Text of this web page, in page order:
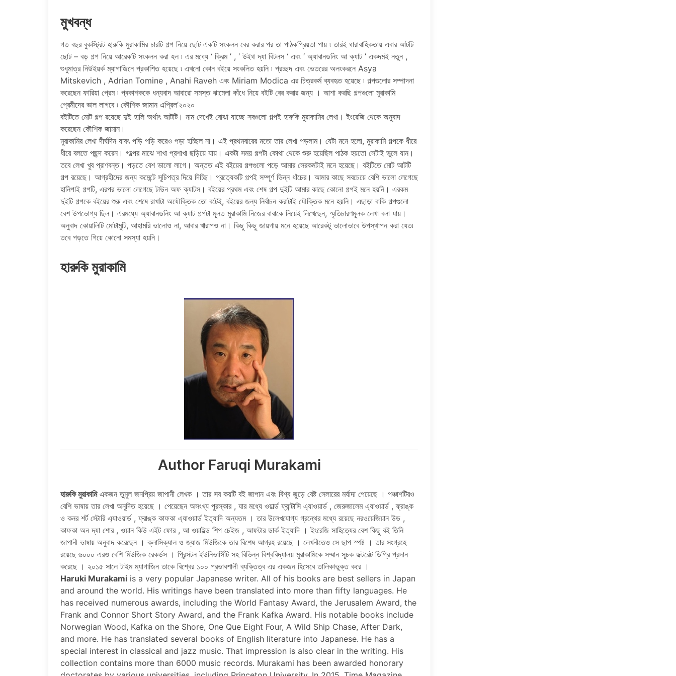
মুখবন্ধ
গত বছর বুকস্ট্রিট হারুকি মুরাকামির চারটি গল্প নিয়ে ছোট একটি সংকলন বের করার পর তা পাঠকপ্রিয়তা পায় ৷ তারই ধারাবাহিকতায় এবার আটটি
ছোট – বড় গল্প নিয়ে আরেকটি সংকলন করা হল ৷ এর মধ্যে ‘ ক্রিম ’ , ‘ উইথ দ্যা বিটলস ‘ এবং ‘ অ্যাবানডনিং আ ক্যাট ’ একদমই নতুন ,
শুধুমাত্র নিউইয়র্ক ম্যাগাজিনে প্রকাশিত হয়েছে ৷ এখনো কোন বইয়ে সংকলিত হয়নি ৷ প্রচ্ছদ এবং ভেতরের অলংকরনে Asya
Mitskevich , Adrian Tomine , Anahi Raveh এবং Miriam Modica এর চিত্রকর্ম ব্যবহৃত হয়েছে ৷ গল্পগুলোর সম্পাদনা
করেছেন ফারিয়া প্রেম ৷ প্ৰকাশককে ধন্যবাদ আবারো সমস্ত ঝামেলা কাঁধে নিয়ে বইটি বের করার জন্য । আশা করছি গল্পগুলো মুরাকামি
প্রেমীদের ভাল লাগবে ৷ কৌশিক জামান এপ্রিল’২০২০
বইটিতে মোট গল্প রয়েছে দুই হালি অর্থাৎ আটটি। নাম দেখেই বোঝা যাচ্ছে সবগুলো গল্পই হারুকি মুরাকামির লেখা। ইংরেজি থেকে অনুবাদ
করেছেন কৌশিক জামান।
মুরাকামির লেখা দীর্ঘদিন যাবৎ পড়ি পড়ি করেও পড়া হচ্ছিল না। এই প্রথমবারের মতো তার লেখা পড়লাম। যেটা মনে হলো, মুরাকামি গল্পকে ধীরে
ধীরে বলতে পছন্দ করেন। গল্পের মাঝে শাখা প্রশাখা ছড়িয়ে যায়। একটা সময় গল্পটা কোথা থেকে শুরু হয়েছিল পাঠক হয়তো সেটাই ভুলে যান।
তবে লেখা খুব প্রাণবন্ত। পড়তে বেশ ভালো লাগে। অন্তত এই বইয়ের গল্পগুলো পড়ে আমার সেরকমটাই মনে হয়েছে। বইটিতে মোট আটটি
গল্প রয়েছে। আগ্রহীদের জন্য কমেন্টে সূচিপত্র দিয়ে দিচ্ছি। প্রত্যেকটি গল্পই সম্পূর্ণ ভিন্ন ধাঁচের। আমার কাছে সবচেয়ে বেশি ভালো লেগেছে
হানিপাই গল্পটি, এরপর ভালো লেগেছে টাউন অফ ক্যাটস। বইয়ের প্রথম এবং শেষ গল্প দুইটি আমার কাছে কোনো গল্পই মনে হয়নি। এরকম
দুইটি গল্পকে বইয়ের শুরু এবং শেষে রাখাটা অযৌক্তিক তো বটেই, বইয়ের জন্য নির্বাচন করাটাই যৌক্তিক মনে হয়নি। এছাড়া বাকি গল্পগুলো
বেশ উপভোগ্য ছিল। এরমধ্যে অ্যাবানডনিং আ ক্যাট গল্পটা মূলত মুরাকামি নিজের বাবাকে নিয়েই লিখেছেন, স্মৃতিচারণমূলক লেখা বলা যায়।
অনুবাদ কোয়ালিটি মোটামুটি, আহামরি ভালোও না, আবার খারাপও না। কিছু কিছু জায়গায় মনে হয়েছে আরেকটু ভালোভাবে উপস্থাপন করা যেত৷
তবে পড়তে গিয়ে কোনো সমস্যা হয়নি।
হারুকি মুরাকামি
Author Faruqi Murakami
হারুকি মুরাকামিএকজন তুমুল জনপ্রিয় জাপানী লেখক । তার সব কয়টি বই জাপান এবং বিশ্ব জুড়ে বেষ্ট সেলারের মর্যাদা পেয়েছে । পঞ্চাশটিরও
বেশি ভাষায় তার লেখা অনূদিত হয়েছে । পেয়েছেন অসংখ্য পুরস্কার , যার মধ্যে ওয়ার্ল্ড ফ্যান্টাসি এ্যাওয়ার্ড , জেরুজালেম এ্যাওয়ার্ড , ফ্রাঙ্ক
ও কনর শর্ট স্টোরি এ্যাওয়ার্ড , ফ্রাঙ্ক কাফকা এ্যাওয়ার্ড ইত্যাদি অন্যতম । তার উলেখযোগ্য গ্রন্থের মধ্যে রয়েছে নরওয়েজিয়ান উড ,
কাফকা অন দ্যা শোর , ওয়ান কিউ এইট ফোর , আ ওয়াইল্ড শিপ চেইজ , আফটার ডার্ক ইত্যাদি । ইংরেজি সাহিত্যের বেশ কিছু বই তিনি
জাপানী ভাষায় অনুবাদ করেছেন । ক্লাসিক্যাল ও জ্যাজ মিউজিকে তার বিশেষ আগ্রহ রয়েছে । লেখনীতেও সে ছাপ স্পষ্ট । তার সংগ্রহে
রয়েছে ৬০০০ এরও বেশি মিউজিক রেকর্ডস । প্রিন্সটন ইউনিভার্সিটি সহ বিভিন্ন বিশ্ববিদ্যালয় মুরাকামিকে সম্মান সূচক ডক্টরেট ডিগ্রি প্রদান
করেছে । ২০১৫ সালে টাইম ম্যাগাজিন তাকে বিশ্বের ১০০ প্রভাবশালী ব্যক্তিত্ব এর একজন হিসেবে তালিকাভুক্ত করে ।
Haruki Murakami is a very popular Japanese writer. All of his books are best sellers in Japan
and around the world. His writings have been translated into more than fifty languages. He
has received numerous awards, including the World Fantasy Award, the Jerusalem Award, the
Frank and Connor Short Story Award, and the Frank Kafka Award. His notable books include
Norwegian Wood, Kafka on the Shore, One Que Eight Four, A Wild Ship Chase, After Dark,
and more. He has translated several books of English literature into Japanese. He has a
special interest in classical and jazz music. That impression is also clear in the writing. His
collection contains more than 6000 music records. Murakami has been awarded honorary